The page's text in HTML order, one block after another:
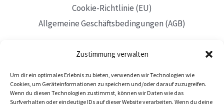
Zustimmung verwalten
Um dir ein optimales Erlebnis zu bieten, verwenden wir Technologien wie
Cookies, um Geräteinformationen zu speichern und/oder darauf zuzugreifen.
Wenn du diesen Technologien zustimmst, können wir Daten wie das
Surfverhalten oder eindeutige IDs auf dieser Website verarbeiten. Wenn du deine
Cookie-Richtlinie (EU)
Allgemeine Geschäftsbedingungen (AGB)
Mit Sitz in Düsseldorf